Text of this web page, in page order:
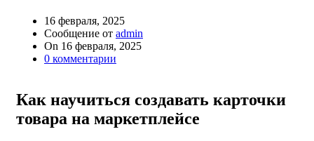
16 февраля, 2025
Сообщение от admin
On 16 февраля, 2025
0 комментарии
Как научиться создавать карточки
товара на маркетплейсе